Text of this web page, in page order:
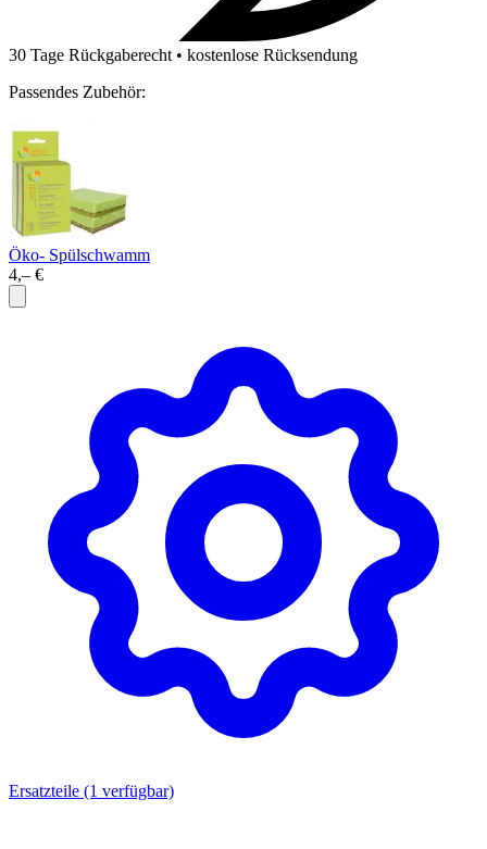
30 Tage Rückgaberecht • kostenlose Rücksendung
Passendes Zubehör:
Öko- Spülschwamm
4,– €
Ersatzteile (1 verfügbar)